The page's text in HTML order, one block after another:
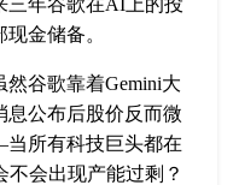
金储备。
谷歌靠着Gemini大
息公布后股价反而微
所有科技巨头都在
会出现产能过剩？